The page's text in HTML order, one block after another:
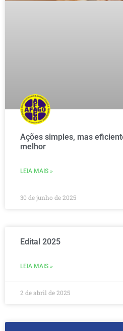
Ações simples, mas
melhor
LEIA MAIS »
30 de junho de 2025
Edital 2025
LEIA MAIS »
2 de abril de 2025